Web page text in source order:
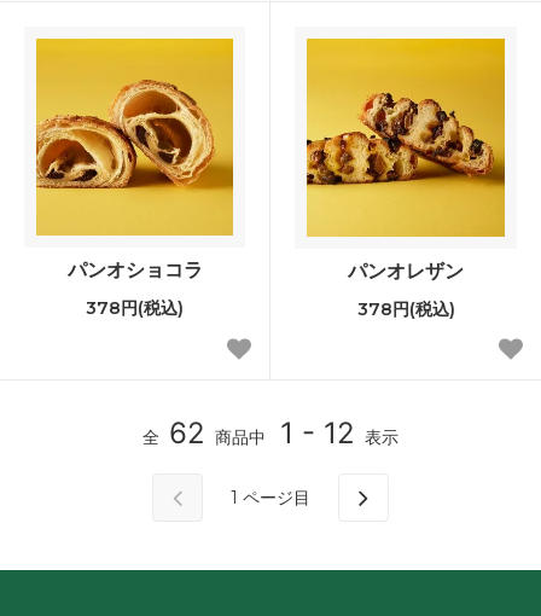
パンオショコラ
378円(税込)
パンオレザン
378円(税込)
全 62 商品中 1 - 12 表示
1 ページ目